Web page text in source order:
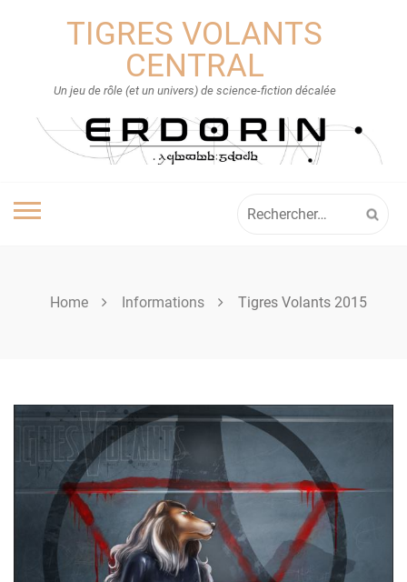
TIGRES VOLANTS
CENTRAL
Un jeu de rôle (et un univers) de science-fiction décalée
Home Informations Tigres Volants 2015